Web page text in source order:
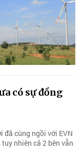
có sự đồng
đã cùng ngồi với EVN
nhiên cả 2 bên vẫn